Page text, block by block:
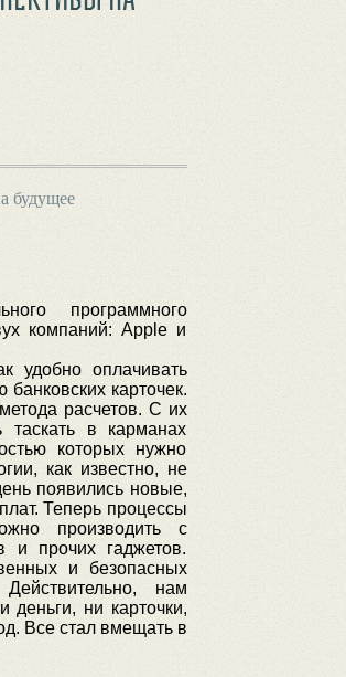
будущее
программного
компаний: Apple и
удобно оплачивать
карточек.
расчетов. С их
таскать в карманах
которых нужно
как известно, не
появились новые,
Теперь процессы
производить с
и прочих гаджетов.
и безопасных
нам
деньги, ни карточки,
Все стал вмещать в